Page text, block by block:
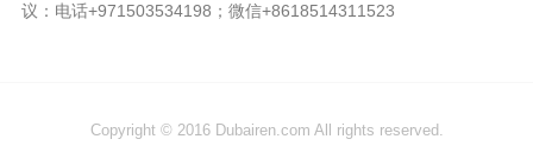
议：电话+971503534198；微信+8618514311523
Copyright © 2016 Dubairen.com All rights reserved.